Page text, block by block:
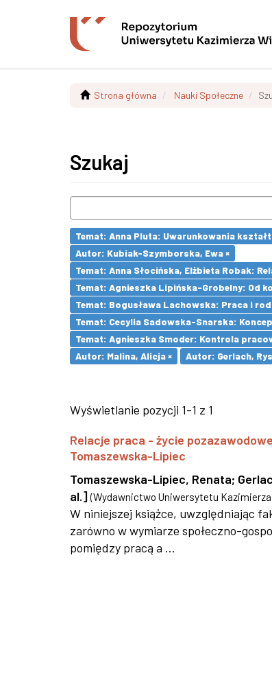
Strona główna Nauki Społeczne
Szukaj
Temat: Anna Pluta: Uwarunkowania
Autor: Kubiak-Szymborska, Ewa ×
Temat: Anna Słocińska, Elżbieta Robak:
Temat: Agnieszka Lipińska-Grobelny: Od
Temat: Bogusława Lachowska: Praca i
Temat: Cecylia Sadowska-Snarska:
Temat: Agnieszka Smoder: Kontrola
Autor: Malina, Alicja ×
Autor: Gerlach,
Wyświetlanie pozycji 1-1 z 1
Relacje praca - życie
Tomaszewska-Lipiec
Tomaszewska-Lipiec, Renata;
al.] (Wydawnictwo Uniwersytetu
W niniejszej książce, uwzględniając
zarówno w wymiarze społeczno-
pomiędzy pracą a ...